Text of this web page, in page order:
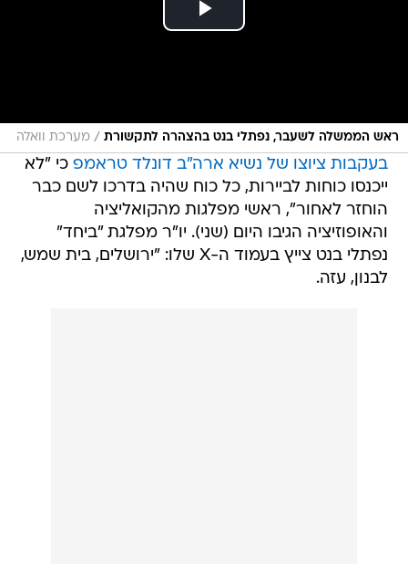
ראש הממשלה לשעבר, נפתלי בנט בהצהרה לתקשורת / מערכת וואלה
בעקבות ציוצו של נשיא ארה"ב דונלד טראמפ כי "לא
ייכנסו כוחות לביירות, כל כוח שהיה בדרכו לשם כבר
הוחזר לאחור", ראשי מפלגות מהקואליציה
והאופוזיציה הגיבו היום (שני). יו"ר מפלגת "ביחד"
נפתלי בנט צייץ בעמוד ה-X שלו: "ירושלים, בית שמש,
לבנון, עזה.